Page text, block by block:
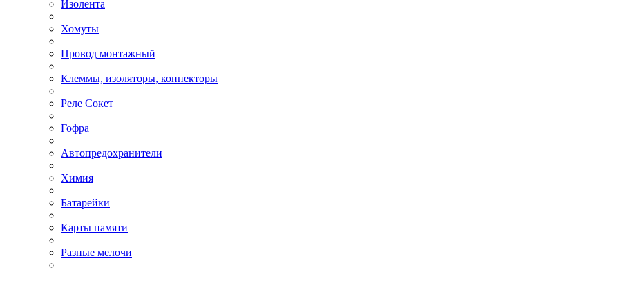
Изолента
Хомуты
Провод монтажный
Клеммы, изоляторы, коннекторы
Реле Сокет
Гофра
Автопредохранители
Химия
Батарейки
Карты памяти
Разные мелочи